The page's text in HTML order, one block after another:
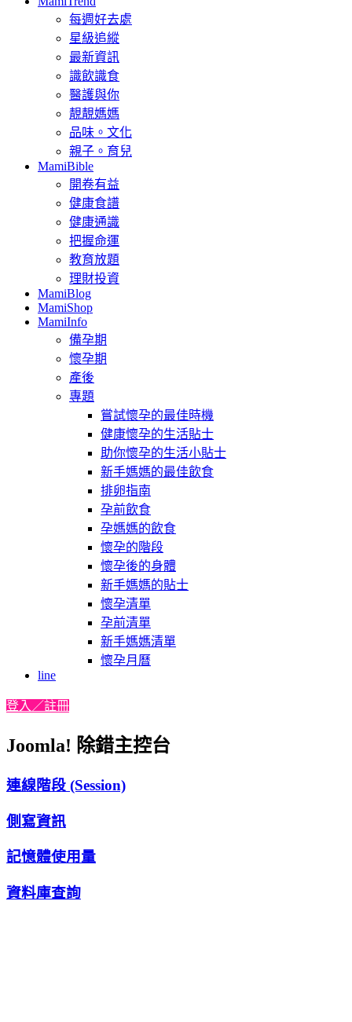
每週好去處
星級追縱
最新資訊
識飲識食
醫護與你
靚靚媽媽
品味。文化
親子。育兒
MamiBible
開卷有益
健康食譜
健康通識
把握命運
教育放題
理財投資
MamiBlog
MamiShop
MamiInfo
備孕期
懷孕期
產後
專題
嘗試懷孕的最佳時機
健康懷孕的生活貼士
助你懷孕的生活小貼士
新手媽媽的最佳飲食
排卵指南
孕前飲食
孕媽媽的飲食
懷孕的階段
懷孕後的身體
新手媽媽的貼士
懷孕清單
孕前清單
新手媽媽清單
懷孕月曆
line
登入／註冊
Joomla! 除錯主控台
連線階段 (Session)
側寫資訊
記憶體使用量
資料庫查詢